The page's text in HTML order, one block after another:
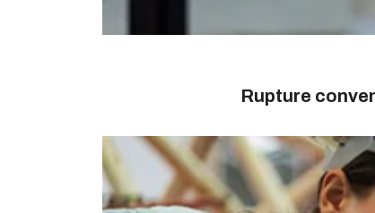
Rupture